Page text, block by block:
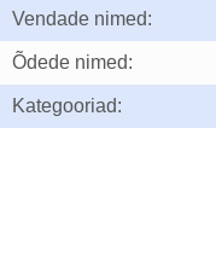
Vendade nimed:
Õdede nimed:
Kategooriad: